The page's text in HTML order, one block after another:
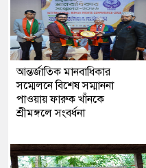
আন্তর্জাতিক মানবাধিকার
সম্মেলনে বিশেষ সম্মাননা
পাওয়ায় ফারুক খাঁনকে
শ্রীমঙ্গলে সংবর্ধনা